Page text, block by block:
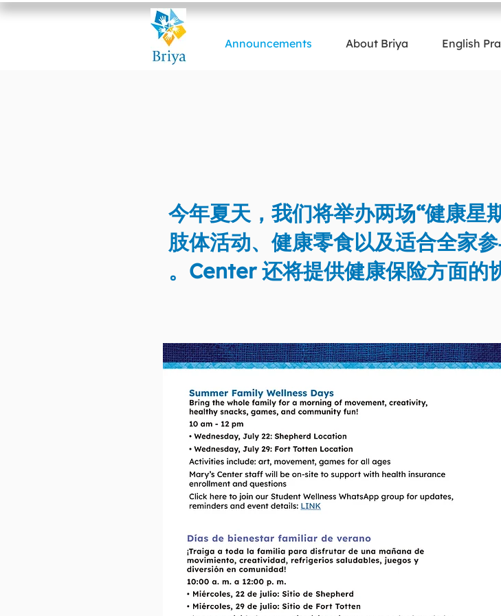
Announcements About Briya English
今年夏天，我们将举办两场“健康星
肢体活动、健康零食以及适合全家
Center 还将提供健康保险方面的协